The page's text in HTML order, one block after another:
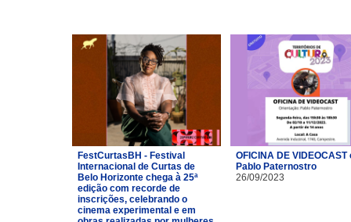
FestCurtasBH - Festival
Internacional de Curtas de
Belo Horizonte chega à 25ª
edição com recorde de
inscrições, celebrando o
cinema experimental e em
OFICINA DE VIDEOCAST
Pablo Paternostro
26/09/2023